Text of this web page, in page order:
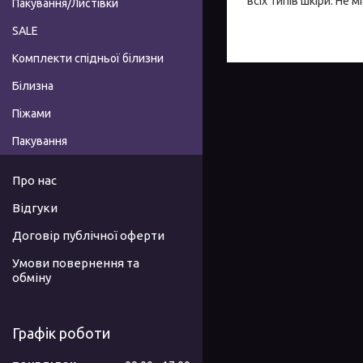
Пакування/Листівки
SALE
Комплекти спідньої білизни
Білизна
Піжами
Пакування
Про нас
Відгуки
Договір публічної оферти
Умови повернення та
обміну
Графік роботи